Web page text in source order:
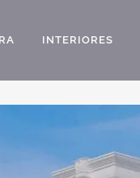
INTERIORES